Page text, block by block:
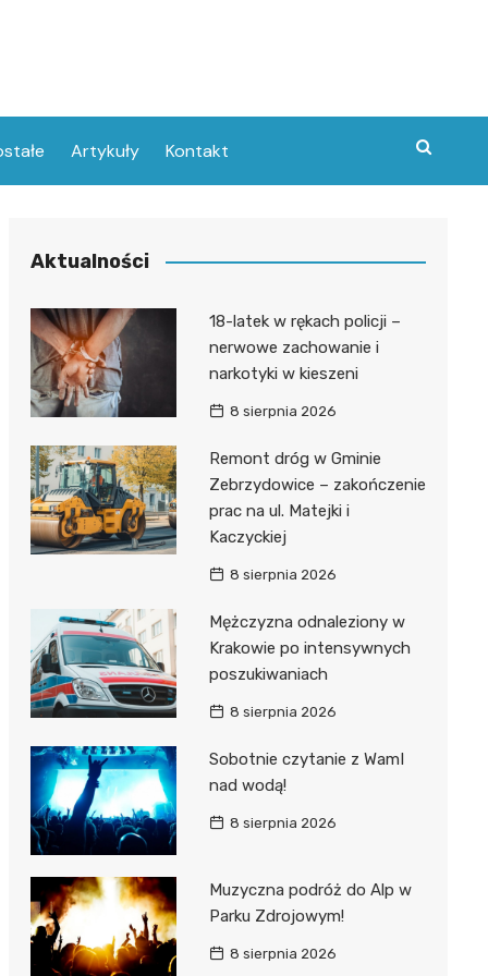
Artykuły Kontakt
Aktualności
18-latek w rękach policji –
nerwowe zachowanie i
narkotyki w kieszeni
8 sierpnia 2026
Remont dróg w Gminie
Zebrzydowice – zakończenie
prac na ul. Matejki i
Kaczyckiej
8 sierpnia 2026
Mężczyzna odnaleziony w
Krakowie po intensywnych
poszukiwaniach
8 sierpnia 2026
Sobotnie czytanie z WamI
nad wodą!
8 sierpnia 2026
Muzyczna podróż do Alp w
Parku Zdrojowym!
8 sierpnia 2026